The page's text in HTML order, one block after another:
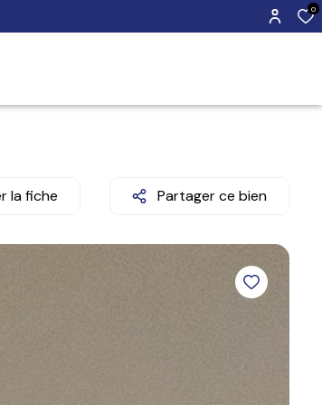
0
la fiche Partager ce bien